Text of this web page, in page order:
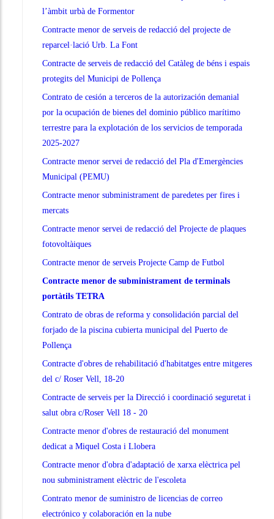
l’àmbit urbà de Formentor
Contracte menor de serveis de redacció del projecte de
reparcel·lació Urb. La Font
Contracte de serveis de redacció del Catàleg de béns i espais
protegits del Municipi de Pollença
Contrato de cesión a terceros de la autorización demanial
por la ocupación de bienes del dominio público marítimo
terrestre para la explotación de los servicios de temporada
2025-2027
Contracte menor servei de redacció del Pla d'Emergències
Municipal (PEMU)
Contracte menor subministrament de paredetes per fires i
mercats
Contracte menor servei de redacció del Projecte de plaques
fotovoltàiques
Contracte menor de serveis Projecte Camp de Futbol
Contracte menor de subministrament de terminals
portàtils TETRA
Contrato de obras de reforma y consolidación parcial del
forjado de la piscina cubierta municipal del Puerto de
Pollença
Contracte d'obres de rehabilitació d'habitatges entre mitgeres
del c/ Roser Vell, 18-20
Contracte de serveis per la Direcció i coordinació seguretat i
salut obra c/Roser Vell 18 - 20
Contracte menor d'obres de restauració del monument
dedicat a Miquel Costa i Llobera
Contracte menor d'obra d'adaptació de xarxa elèctrica pel
nou subministrament elèctric de l'escoleta
Contrato menor de suministro de licencias de correo
electrónico y colaboración en la nube